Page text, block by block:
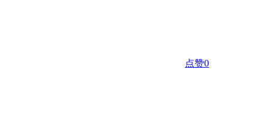
点赞0